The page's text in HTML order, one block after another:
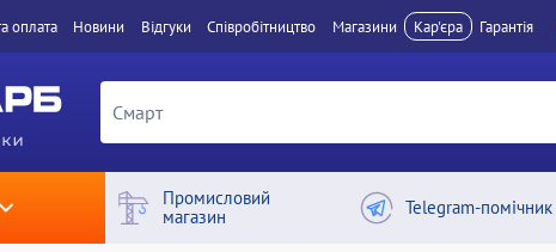
оплата Новини Вiдгуки Співробітництво Магазини Кар'єра Гарантія
Промисловий
магазин
Telegram-помічник